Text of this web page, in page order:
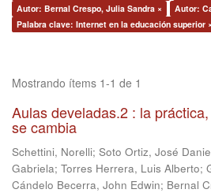
Autor: Bernal Crespo, Julia Sandra ×
Autor:
Palabra clave: Internet en la educación superior ×
Mostrando ítems 1-1 de 1
Aulas develadas.2 : la
se cambia
Schettini, Norelli; Soto Ortiz, José
Gabriela; Torres Herrera, Luis Alberto;
Cándelo Becerra, John Edwin; Bernal